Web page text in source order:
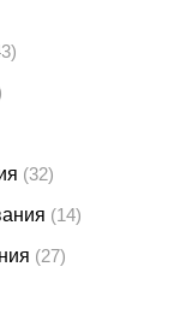
(32)
(14)
(27)